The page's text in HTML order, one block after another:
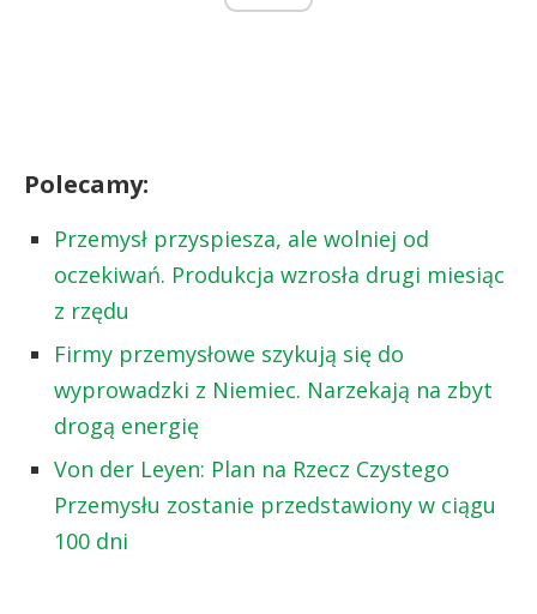
Polecamy:
Przemysł przyspiesza, ale wolniej od
oczekiwań. Produkcja wzrosła drugi miesiąc
z rzędu
Firmy przemysłowe szykują się do
wyprowadzki z Niemiec. Narzekają na zbyt
drogą energię
Von der Leyen: Plan na Rzecz Czystego
Przemysłu zostanie przedstawiony w ciągu
100 dni